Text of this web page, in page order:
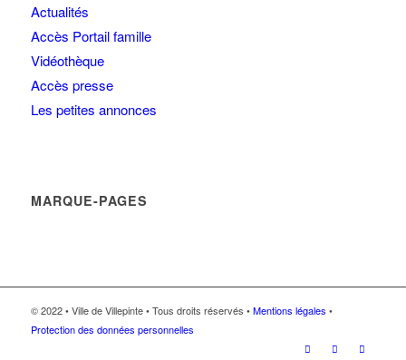
Actualités
Accès Portail famille
Vidéothèque
Accès presse
Les petites annonces
MARQUE-PAGES
© 2022 • Ville de Villepinte • Tous droits réservés •Mentions légales •
Protection des données personnelles